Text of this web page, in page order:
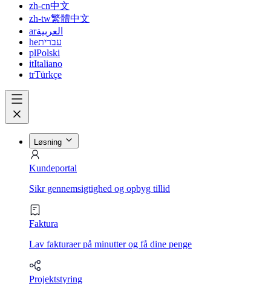
zh-cn中文
zh-tw繁體中文
arالعربية
heעברית
plPolski
itItaliano
trTürkçe
Løsning
Kundeportal
Sikr gennemsigtighed og opbyg tillid
Faktura
Lav fakturaer på minutter og få dine penge
Projektstyring